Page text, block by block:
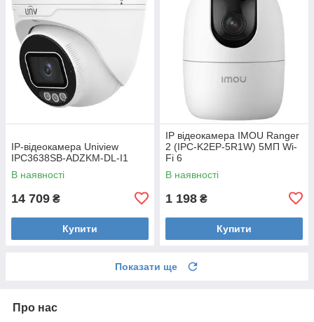
IP-відеокамера Uniview
IPC3638SB-ADZKM-DL-I1
В наявності
14 709 ₴
Купити
IP відеокамера IMOU Ranger
2 (IPC-K2EP-5R1W) 5МП Wi-
Fi 6
В наявності
1 198 ₴
Купити
Показати ще
Про нас